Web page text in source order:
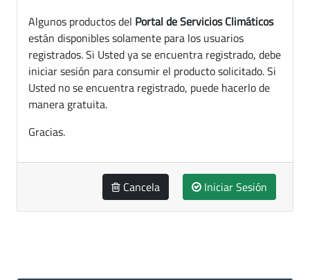
Algunos productos del Portal de Servicios Climáticos
están disponibles solamente para los usuarios
registrados. Si Usted ya se encuentra registrado, debe
iniciar sesión para consumir el producto solicitado. Si
Usted no se encuentra registrado, puede hacerlo de
manera gratuita.
Gracias.
Cancela Iniciar Sesión